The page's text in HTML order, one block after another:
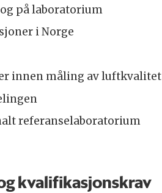
på laboratorium
i Norge
innen måling av luftkvalitet
referanselaboratorium
kvalifikasjonskrav